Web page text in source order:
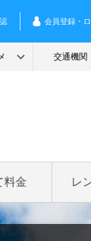
料金 レ